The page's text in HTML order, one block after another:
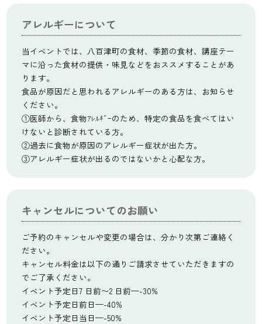
アレルギーについて
当イベントでは、八百津町の食材、季節の食材、講座テー
マに沿った食材の提供・味見などをおススメすることがあ
ります。
食品が原因だと思われるアレルギーのある方は、お知らせ
ください。
①医師から、食物ｱﾚﾙｷﾞｰのため、特定の食品を食べてはい
けないと診断されている方。
②過去に食物が原因のアレルギー症状が出た方。
③アレルギー症状が出るのではないかと心配な方。
キャンセルについてのお願い
ご予約のキャンセルや変更の場合は、分かり次第ご連絡く
ださい。
キャンセル料金は以下の通りご請求させていただきますの
でご了承ください。
イベント予定日7 日前〜2 日前—-30%
イベント予定日前日—-40%
イベント予定日当日—-50%